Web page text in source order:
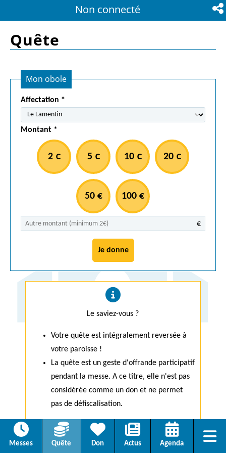
Non connecté
Quête
Mon obole
Affectation *
Montant *
2 € 5 € 10 € 20 €
50 € 100 €
€
Je donne
Le saviez-vous ?
Votre quête est intégralement reversée à
votre paroisse !
La quête est un geste d'offrande participatif
pendant la messe. A ce titre, elle n'est pas
considérée comme un don et ne permet
pas de défiscalisation.
Consulter les mentions légales
Messes Quête Don Actus Agenda
Menu